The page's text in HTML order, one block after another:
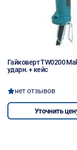
Гайковерт TW0200
ударн. + кейс
нет отзывов
Уточнить